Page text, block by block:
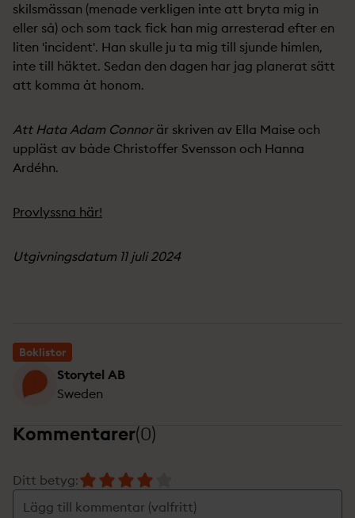
skilsmässan (menade verkligen inte att bryta mig in
eller så) och som tack fick han mig arresterad efter en
liten 'incident'. Han skulle ju ta mig till sjunde himlen,
inte till häktet. Sedan den dagen har jag planerat sätt
att komma åt honom.
Att Hata Adam Connorär skriven av Ella Maise och
uppläst av både Christoffer Svensson och Hanna
Ardéhn.
Provlyssna här!
Utgivningsdatum 11 juli 2024
Boklistor
Storytel AB
Sweden
Kommentarer(0)
Ditt betyg: